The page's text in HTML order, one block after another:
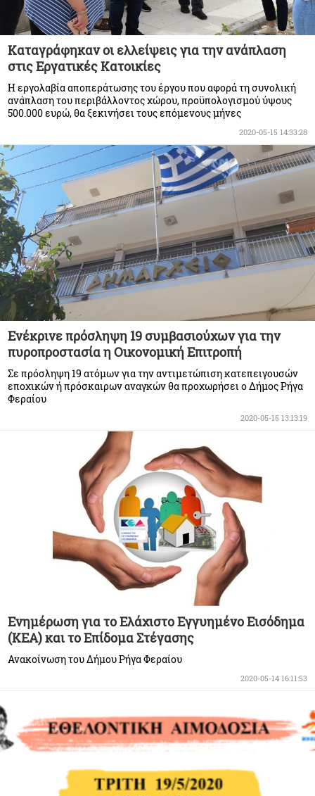
Καταγράφηκαν οι ελλείψεις για την ανάπλαση
στις Εργατικές Κατοικίες
Η εργολαβία αποπεράτωσης του έργου που αφορά τη συνολική
ανάπλαση του περιβάλλοντος χώρου, προϋπολογισμού ύψους
500.000 ευρώ, θα ξεκινήσει τους επόμενους μήνες
2020-05-15 14:33:28
Ενέκρινε πρόσληψη 19 συμβασιούχων για την
πυροπροστασία η Οικονομική Επιτροπή
Σε πρόσληψη 19 ατόμων για την αντιμετώπιση κατεπειγουσών
εποχικών ή πρόσκαιρων αναγκών θα προχωρήσει ο Δήμος Ρήγα
Φεραίου
2020-05-15 13:13:19
Ενημέρωση για το Ελάχιστο Εγγυημένο Εισόδημα
(ΚΕΑ) και το Επίδομα Στέγασης
Ανακοίνωση του Δήμου Ρήγα Φεραίου
2020-05-14 16:11:53